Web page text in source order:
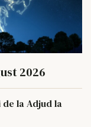
2026
la Adjud la